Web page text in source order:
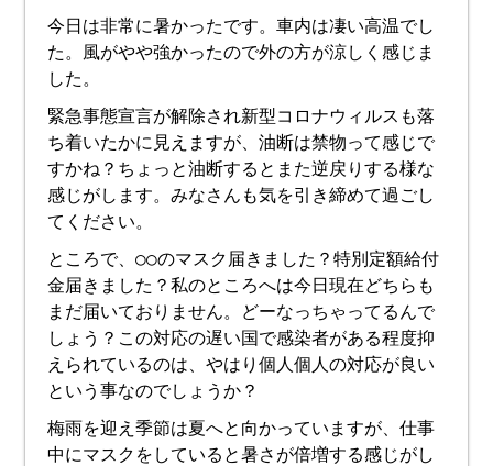
今日は非常に暑かったです。車内は凄い高温でし
た。風がやや強かったので外の方が涼しく感じま
した。
緊急事態宣言が解除され新型コロナウィルスも落
ち着いたかに見えますが、油断は禁物って感じで
すかね？ちょっと油断するとまた逆戻りする様な
感じがします。みなさんも気を引き締めて過ごし
てください。
ところで、○○のマスク届きました？特別定額給付
金届きました？私のところへは今日現在どちらも
まだ届いておりません。どーなっちゃってるんで
しょう？この対応の遅い国で感染者がある程度抑
えられているのは、やはり個人個人の対応が良い
という事なのでしょうか？
梅雨を迎え季節は夏へと向かっていますが、仕事
中にマスクをしていると暑さが倍増する感じがし